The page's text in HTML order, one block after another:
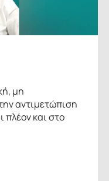
μη
αντιμετώπιση
και στο